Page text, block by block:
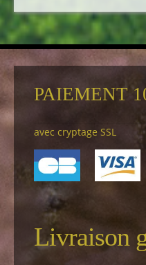
PAIEMENT
avec cryptage SSL
Livraison